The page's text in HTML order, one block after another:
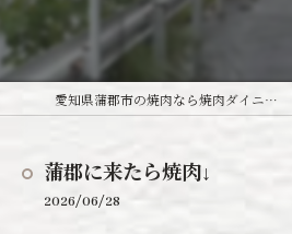
愛知県蒲郡市の焼肉なら焼肉ダイニング joie-ジョワ-
蒲郡に来たら焼肉↓
2026/06/28